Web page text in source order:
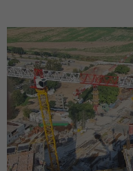
אינם
אופציונליים.
הם נדרשים
להפעלת
האתר.
סטטיסטיקות
כדי שנוכל
לשפר את